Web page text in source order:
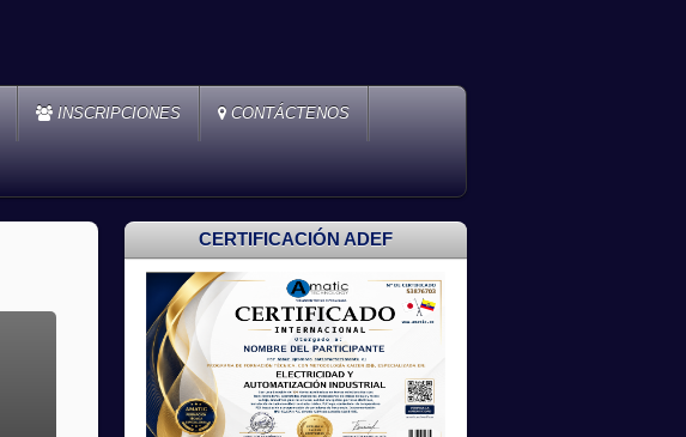
INSCRIPCIONES CONTÁCTENOS
CERTIFICACIÓN ADEF